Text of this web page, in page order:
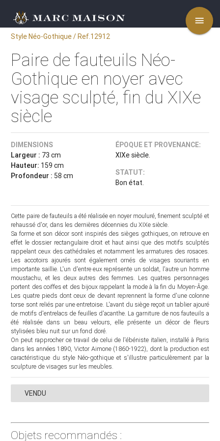
menu
Style Néo-Gothique / Ref.12912
Paire de fauteuils Néo-
Gothique en noyer avec
visage sculpté, fin du XIXe
siècle
DIMENSIONS
Largeur : 73 cm
Hauteur: 159 cm
Profondeur : 58 cm
ÉPOQUE ET PROVENANCE:
XIXe siècle.
STATUT:
Bon état.
Cette paire de fauteuils a été réalisée en noyer mouluré, finement sculpté et
rehaussé d'or, dans les dernières décennies du XIXe siècle.
Sa forme et son décor sont inspirés des sièges gothiques, on retrouve en
effet le dossier rectangulaire droit et haut ainsi que des motifs sculptés
rappelant ceux des cathédrales et notamment les armatures des rosaces.
Les accotoirs ajourés sont également ornés de visages souriants en
importante saillie. L'un d'entre eux représente un soldat, l'autre un homme
moustachu, et les deux autres des femmes. Les quatres personnages
portent des coiffes et des bijoux rappelant la mode à la fin du Moyen-Âge.
Les quatre pieds dont ceux de devant reprennent la forme d'une colonne
torse sont reliés par une entretoise. L'avant du siège reçoit un tablier ajouré
de motifs d'entrelacs de feuilles d'acanthe. La garniture de nos fauteuils a
été réalisée dans un beau velours, elle présente un décor de fleurs
stylisées bleu nuit sur un fond doré.
On peut rapprocher ce travail de celui de l'ébéniste italien, installé à Paris
dans les années 1890, Victor Aimone (1860-1922), dont la production est
caractéristique du style Néo-gothique et s'illustre particulèrement par la
sculpture de visages sur les meubles.
VENDU
Objets recommandés :